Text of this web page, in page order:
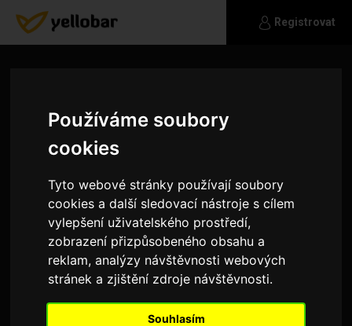
Používáme soubory
cookies
Tyto webové stránky používají soubory
cookies a další sledovací nástroje s cílem
vylepšení uživatelského prostředí,
zobrazení přizpůsobeného obsahu a
reklam, analýzy návštěvnosti webových
stránek a zjištění zdroje návštěvnosti.
Souhlasím
Registrovat
Baumi